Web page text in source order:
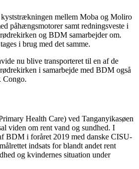
kyststrækningen mellem Moba og Moliro
påhængsmotorer samt redningsveste i
og BDM samarbejder om.
i brug med det samme.
nu blive transporteret til en af de
i samarbejde med BDM også
Congo.
Health Care) ved Tanganyikasøen
viden om rent vand og sundhed. I
BDM i foråret 2019 med danske CISU-
indsats for blandt andet rent
og kvindernes situation under